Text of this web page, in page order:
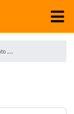
A
coplamento flexível antares